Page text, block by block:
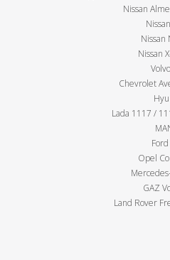
Nissan
Nissan
Nissan
Chevrolet
Lada 1117 /
Opel
GAZ
Land Rover